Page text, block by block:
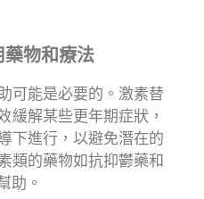
藥物和療法
可能是必要的。激素替
緩解某些更年期症狀，
下進行，以避免潛在的
類的藥物如抗抑鬱藥和
助。